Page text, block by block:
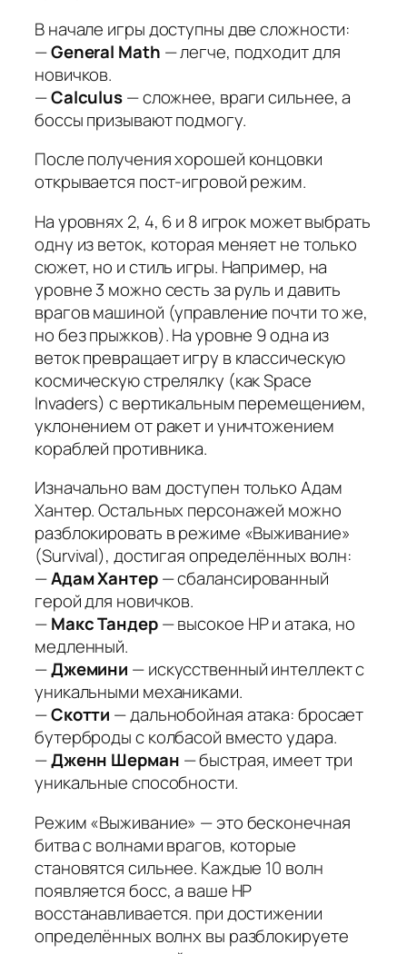
В начале игры доступны две сложности:
—General Math — легче, подходит для
новичков.
—Calculus— сложнее, враги сильнее, а
боссы призывают подмогу.
После получения хорошей концовки
открывается пост-игровой режим.
На уровнях 2, 4, 6 и 8 игрок может выбрать
одну из веток, которая меняет не только
сюжет, но и стиль игры. Например, на
уровне 3 можно сесть за руль и давить
врагов машиной (управление почти то же,
но без прыжков). На уровне 9 одна из
веток превращает игру в классическую
космическую стрелялку (как Space
Invaders) с вертикальным перемещением,
уклонением от ракет и уничтожением
кораблей противника.
Изначально вам доступен только Адам
Хантер. Остальных персонажей можно
разблокировать в режиме «Выживание»
(Survival), достигая определённых волн:
—Адам Хантер— сбалансированный
герой для новичков.
—Макс Тандер— высокое HP и атака, но
медленный.
—Джемини — искусственный интеллект с
уникальными механиками.
—Скотти — дальнобойная атака: бросает
бутерброды с колбасой вместо удара.
—Дженн Шерман — быстрая, имеет три
уникальные способности.
Режим «Выживание» — это бесконечная
битва с волнами врагов, которые
становятся сильнее. Каждые 10 волн
появляется босс, а ваше HP
восстанавливается. при достижении
определённых волнх вы разблокируете